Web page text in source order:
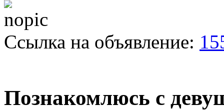
Ссылка на объявление:
Познакомлюсь с